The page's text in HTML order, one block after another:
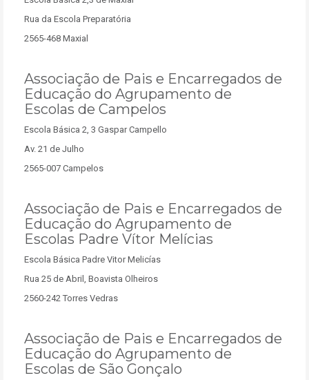
Rua da Escola Preparatória
2565-468 Maxial
Associação de Pais e Encarregados de
Educação do Agrupamento de
Escolas de Campelos
Escola Básica 2, 3 Gaspar Campello
Av. 21 de Julho
2565-007 Campelos
Associação de Pais e Encarregados de
Educação do Agrupamento de
Escolas Padre Vítor Melícias
Escola Básica Padre Vitor Melicías
Rua 25 de Abril, Boavista Olheiros
2560-242 Torres Vedras
Associação de Pais e Encarregados de
Educação do Agrupamento de
Escolas de São Gonçalo